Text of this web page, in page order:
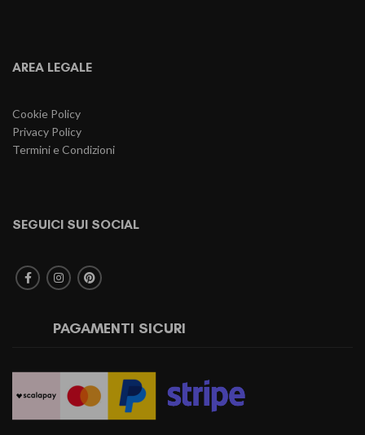
AREA LEGALE
Cookie Policy
Privacy Policy
Termini e Condizioni
SEGUICI SUI SOCIAL
PAGAMENTI SICURI